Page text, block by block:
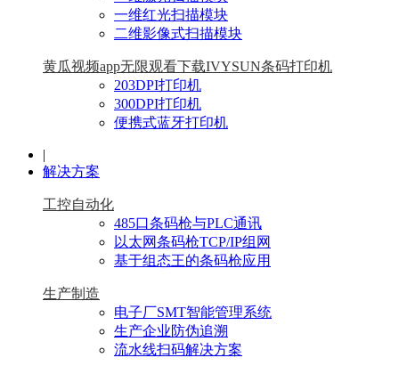
一维红光扫描模块
二维影像式扫描模块
黄瓜视频app无限观看下载IVYSUN条码打印机
203DPI打印机
300DPI打印机
便携式蓝牙打印机
|
解决方案
工控自动化
485口条码枪与PLC通讯
以太网条码枪TCP/IP组网
基于组态王的条码枪应用
生产制造
电子厂SMT智能管理系统
生产企业防伪追溯
流水线扫码解决方案